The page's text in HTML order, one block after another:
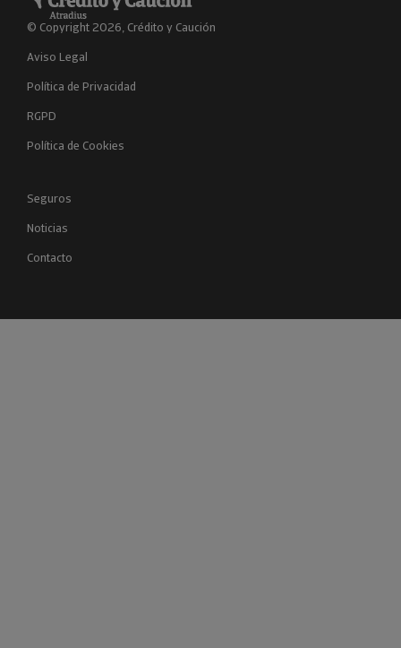
© Copyright 2026, Crédito y Caución
Aviso Legal
Política de Privacidad
RGPD
Política de Cookies
Seguros
Noticias
Contacto